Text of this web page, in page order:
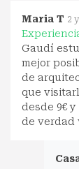
Maria T 2
Gaudí
mejor
de
que
desde 9€
de verdad